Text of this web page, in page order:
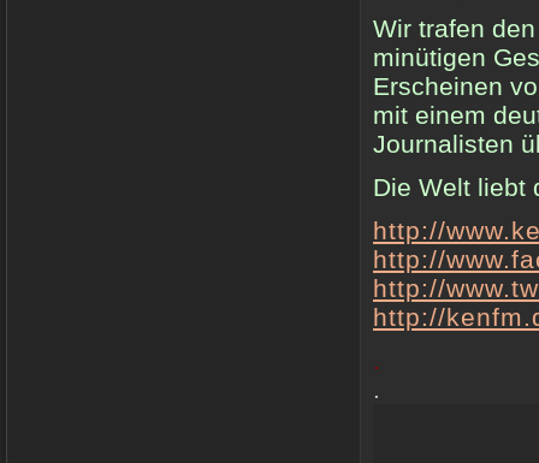
Wir trafen
minütigen
Erscheinen
mit einem
Journalisten
Die Welt liebt
http://
http://
http://
http://
.
.